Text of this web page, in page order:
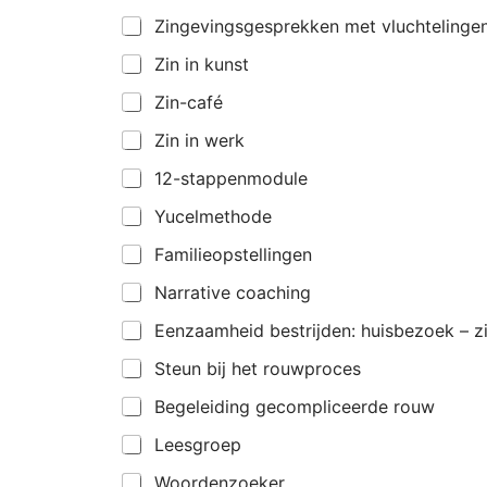
Zingevingsgesprekken met
Zin in kunst
Zin-café
Zin in werk
12-stappenmodule
Yucelmethode
Familieopstellingen
Narrative coaching
Eenzaamheid bestrijden: huisbezoek –
Steun bij het rouwproces
Begeleiding gecompliceerde rouw
Leesgroep